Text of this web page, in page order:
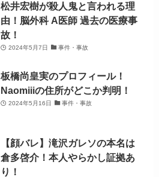
松井宏樹が殺人鬼と言われる理
由！脳外科 A医師 過去の医療事
故！
2024年5月7日 事件・事故
板橋尚皇実のプロフィール！
Naomiiiの住所がどこか判明！
2024年5月16日 事件・事故
【顔バレ】滝沢ガレソの本名は
倉多啓介！本人やらかし証拠あ
り！